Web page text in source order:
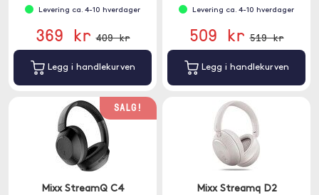
Levering ca. 4-10 hverdager
369 kr 409 kr
Legg i handlekurven
Levering ca. 4-10 hverdager
509 kr 519 kr
Legg i handlekurven
SALG!
Mixx StreamQ C4
Mixx Streamq D2